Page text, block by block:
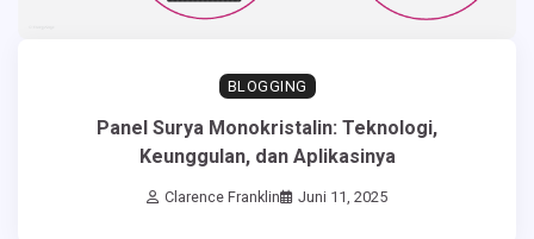
BLOGGING
Panel Surya Monokristalin: Teknologi,
Keunggulan, dan Aplikasinya
Clarence Franklin Juni 11, 2025